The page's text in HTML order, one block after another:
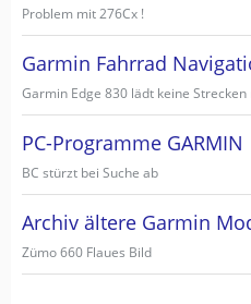
Problem mit 276Cx !
Garmin Fahrrad
Garmin Edge 830 lädt keine
PC-Programme GARMIN
BC stürzt bei Suche ab
Archiv ältere Garmin
Zümo 660 Flaues Bild